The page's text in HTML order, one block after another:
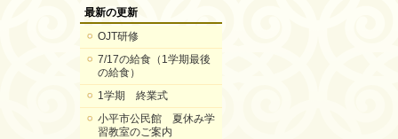
最新の更新
OJT研修
7/17の給食（1学期最後
の給食）
1学期 終業式
小平市公民館 夏休み学
習教室のご案内